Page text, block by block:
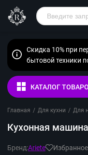
Скидка 10% при
бытовой техники
КАТАЛОГ
Главная / Для кухни / Для
Кухонная
Бренд:Ariete Избранное